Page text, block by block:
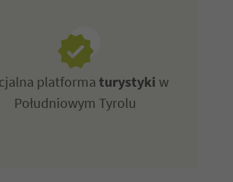
platformaturystykiw
Południowym Tyrolu